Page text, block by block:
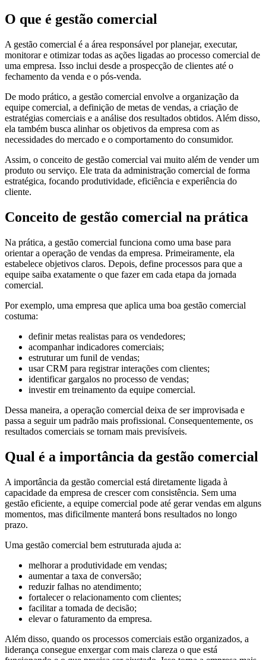
O que é gestão comercial
A gestão comercial é a área responsável por planejar, executar,
monitorar e otimizar todas as ações ligadas ao processo comercial de
uma empresa. Isso inclui desde a prospecção de clientes até o
fechamento da venda e o pós-venda.
De modo prático, a gestão comercial envolve a organização da
equipe comercial, a definição de metas de vendas, a criação de
estratégias comerciais e a análise dos resultados obtidos. Além disso,
ela também busca alinhar os objetivos da empresa com as
necessidades do mercado e o comportamento do consumidor.
Assim, o conceito de gestão comercial vai muito além de vender um
produto ou serviço. Ele trata da administração comercial de forma
estratégica, focando produtividade, eficiência e experiência do
cliente.
Conceito de gestão comercial na prática
Na prática, a gestão comercial funciona como uma base para
orientar a operação de vendas da empresa. Primeiramente, ela
estabelece objetivos claros. Depois, define processos para que a
equipe saiba exatamente o que fazer em cada etapa da jornada
comercial.
Por exemplo, uma empresa que aplica uma boa gestão comercial
costuma:
definir metas realistas para os vendedores;
acompanhar indicadores comerciais;
estruturar um funil de vendas;
usar CRM para registrar interações com clientes;
identificar gargalos no processo de vendas;
investir em treinamento da equipe comercial.
Dessa maneira, a operação comercial deixa de ser improvisada e
passa a seguir um padrão mais profissional. Consequentemente, os
resultados comerciais se tornam mais previsíveis.
Qual é a importância da gestão comercial
A importância da gestão comercial está diretamente ligada à
capacidade da empresa de crescer com consistência. Sem uma
gestão eficiente, a equipe comercial pode até gerar vendas em alguns
momentos, mas dificilmente manterá bons resultados no longo
prazo.
Uma gestão comercial bem estruturada ajuda a:
melhorar a produtividade em vendas;
aumentar a taxa de conversão;
reduzir falhas no atendimento;
fortalecer o relacionamento com clientes;
facilitar a tomada de decisão;
elevar o faturamento da empresa.
Além disso, quando os processos comerciais estão organizados, a
liderança consegue enxergar com mais clareza o que está